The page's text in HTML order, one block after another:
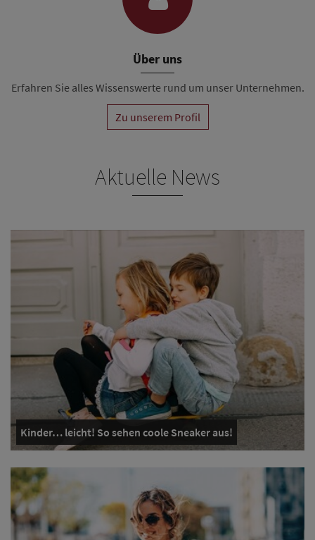
Über uns
Erfahren Sie alles Wissenswerte rund um unser Unternehmen.
Zu unserem Profil
Aktuelle News
Kinder… leicht! So sehen coole Sneaker aus!